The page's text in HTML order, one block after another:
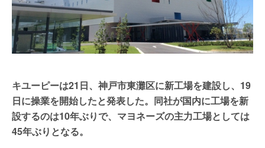
キユーピーは21日、神戸市東灘区に新工場を建設し、19
日に操業を開始したと発表した。同社が国内に工場を新
設するのは10年ぶりで、マヨネーズの主力工場としては
45年ぶりとなる。